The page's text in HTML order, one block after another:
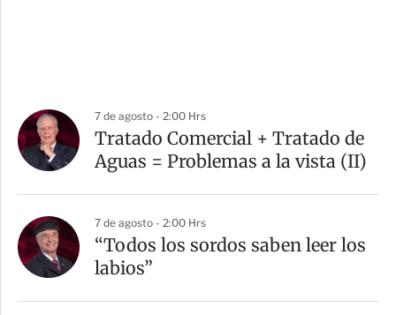
7 de agosto - 2:00 Hrs
Tratado Comercial + Tratado de
Aguas = Problemas a la vista (II)
7 de agosto - 2:00 Hrs
“Todos los sordos saben leer los
labios”